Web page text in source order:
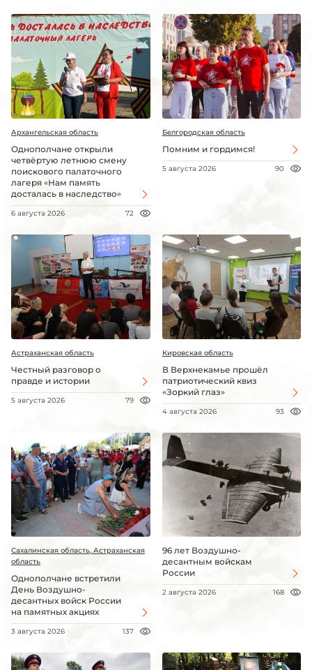
Архангельская область
Однополчане открыли
четвёртую летнюю смену
поискового палаточного
лагеря «Нам память
досталась в наследство»
6 августа 2026 72
Белгородская область
Помним и гордимся!
5 августа 2026 90
Астраханская область
Честный разговор о
правде и истории
5 августа 2026 79
Кировская область
В Верхнекамье прошёл
патриотический квиз
«Зоркий глаз»
4 августа 2026 93
Сахалинская область, Астраханская
область
Однополчане встретили
День Воздушно-
десантных войск России
на памятных акциях
3 августа 2026 137
96 лет Воздушно-
десантным войскам
России
2 августа 2026 168